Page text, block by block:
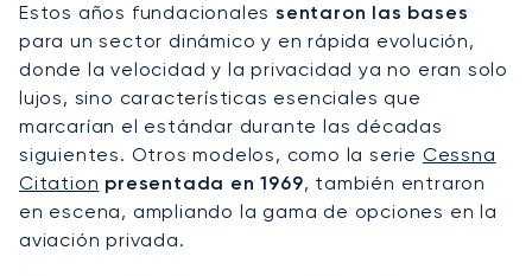
Estos años fundacionales sentaron las bases
para un sector dinámico y en rápida evolución,
donde la velocidad y la privacidad ya no eran solo
lujos, sino características esenciales que
marcarían el estándar durante las décadas
siguientes. Otros modelos, como la serie Cessna
Citation presentada en 1969, también entraron
en escena, ampliando la gama de opciones en la
aviación privada.